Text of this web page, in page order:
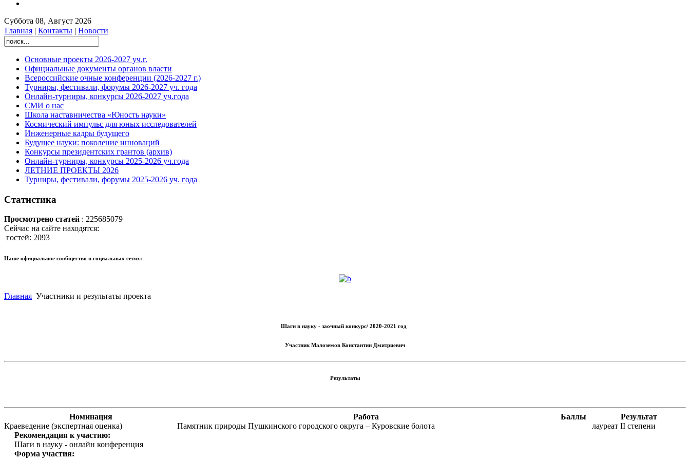
Суббота 08, Август 2026
Главная | Контакты | Новости
Основные проекты 2026-2027 уч.г.
Официальные документы органов власти
Всероссийские очные конференции (2026-2027 г.)
Турниры, фестивали, форумы 2026-2027 уч. года
Онлайн-турниры, конкурсы 2026-2027 уч.года
СМИ о нас
Школа наставничества «Юность науки»
Космический импульс для юных исследователей
Инженерные кадры будущего
Будущее науки: поколение инноваций
Конкурсы президентских грантов (архив)
Онлайн-турниры, конкурсы 2025-2026 уч.года
ЛЕТНИЕ ПРОЕКТЫ 2026
Турниры, фестивали, форумы 2025-2026 уч. года
Статистика
Просмотрено статей : 225685079
Сейчас на сайте находятся:
гостей: 2093
Наше официальное сообщество в социальных сетях:
Главная Участники и результаты проекта
Шаги в науку - заочный конкурс/ 2020-2021 год
Участник Малоземов Константин Дмитриевич
Результаты
Номинация Работа Баллы
Результат
Краеведение (экспертная оценка)
Памятник природы Пушкинского городского округа – Куровские болота
лауреат II степени
Рекомендация к участию:
Шаги в науку - онлайн конференция
Форма участия: